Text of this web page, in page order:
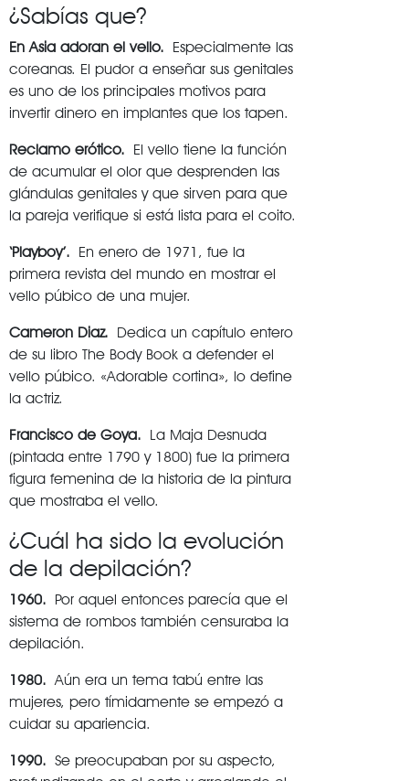
¿Sabías que?
En Asia adoran el vello. Especialmente las
coreanas. El pudor a enseñar sus genitales
es uno de los principales motivos para
invertir dinero en implantes que los tapen.
Reclamo erótico. El vello tiene la función
de acumular el olor que desprenden las
glándulas genitales y que sirven para que
la pareja verifique si está lista para el coito.
‘Playboy’. En enero de 1971, fue la
primera revista del mundo en mostrar el
vello púbico de una mujer.
Cameron Diaz. Dedica un capítulo entero
de su libro The Body Book a defender el
vello púbico. «Adorable cortina», lo define
la actriz.
Francisco de Goya. La Maja Desnuda
(pintada entre 1790 y 1800) fue la primera
figura femenina de la historia de la pintura
que mostraba el vello.
¿Cuál ha sido la evolución
de la depilación?
1960. Por aquel entonces parecía que el
sistema de rombos también censuraba la
depilación.
1980. Aún era un tema tabú entre las
mujeres, pero tímidamente se empezó a
cuidar su apariencia.
1990. Se preocupaban por su aspecto,